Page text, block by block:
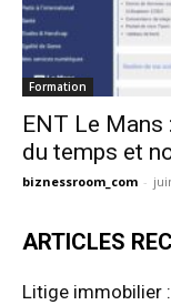
Formation
ENT Le
du temps et
biznessroom_com -
ARTICLES
Litige immobilier